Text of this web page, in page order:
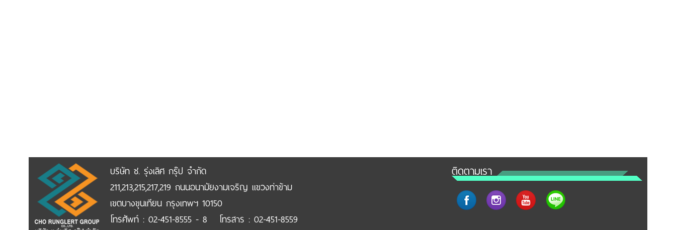
บริษัท ช. รุ่งเลิศ กรุ๊ป จำกัด
211,213,215,217,219 ถนนอนามัยงามเจริญ แขวงท่าข้าม
เขตบางขุนเทียน กรุงเทพฯ 10150
โทรศัพท์ : 02-451-8555 - 8 โทรสาร : 02-451-8559
ติดตามเรา